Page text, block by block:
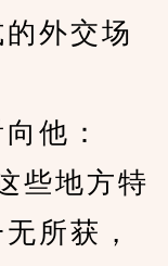
外交场
他：
地方特
所获，